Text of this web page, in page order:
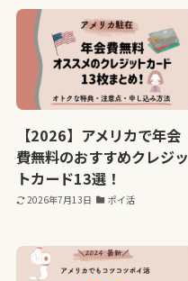
【2026】アメリカで年会
費無料のおすすめクレジッ
トカード13選！
2026年7月13日 ポイ活